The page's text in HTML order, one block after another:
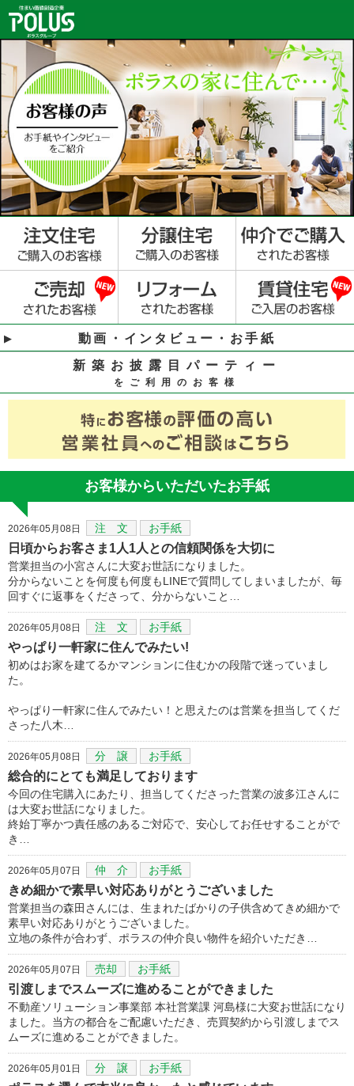
動画・インタビュー・お手紙
新築お披露目パーティー
をご利用のお客様
お客様からいただいたお手紙
2026年05月08日 注 文 お手紙
日頃からお客さま1人1人との信頼関係を大切に
営業担当の小宮さんに大変お世話になりました。
分からないことを何度も何度もLINEで質問してしまいましたが、毎
回すぐに返事をくださって、分からないこと…
2026年05月08日 注 文 お手紙
やっぱり一軒家に住んでみたい!
初めはお家を建てるかマンションに住むかの段階で迷っていまし
た。
やっぱり一軒家に住んでみたい！と思えたのは営業を担当してくだ
さった八木…
2026年05月08日 分 譲 お手紙
総合的にとても満足しております
今回の住宅購入にあたり、担当してくださった営業の波多江さんに
は大変お世話になりました。
終始丁寧かつ責任感のあるご対応で、安心してお任せすることがで
き…
2026年05月07日 仲 介 お手紙
きめ細かで素早い対応ありがとうございました
営業担当の森田さんには、生まれたばかりの子供含めてきめ細かで
素早い対応ありがとうございました。
立地の条件が合わず、ポラスの仲介良い物件を紹介いただき…
2026年05月07日 売却 お手紙
引渡しまでスムーズに進めることができました
不動産ソリューション事業部 本社営業課 河島様に大変お世話になり
ました。当方の都合をご配慮いただき、売買契約から引渡しまでス
ムーズに進めることができました。
2026年05月01日 分 譲 お手紙